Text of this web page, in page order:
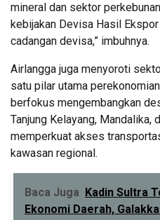
mineral dan sektor
kebijakan Devisa Hasil
cadangan devisa,” imbuhnya.
Airlangga juga menyoroti
satu pilar utama
berfokus mengembangkan
Tanjung Kelayang, Mandalika,
memperkuat akses
kawasan regional.
Baca Juga
Kadin Sultra
Ekonomi Daerah,